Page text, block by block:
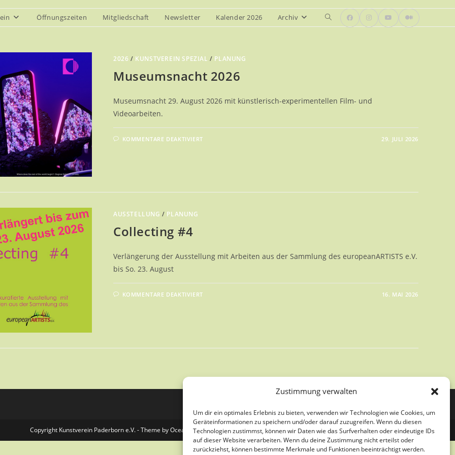
Zustimmung verwalten
Um dir ein optimales Erlebnis zu bieten, verwenden wir Technologien wie Cookies, um
Geräteinformationen zu speichern und/oder darauf zuzugreifen. Wenn du diesen
Technologien zustimmst, können wir Daten wie das Surfverhalten oder eindeutige IDs
auf dieser Website verarbeiten. Wenn du deine Zustimmung nicht erteilst oder
zurückziehst, können bestimmte Merkmale und Funktionen beeinträchtigt werden.
Öffnungszeiten Mitgliedschaft Newsletter Kalender 2026 Archiv
Website-
2026 / KUNSTVEREIN SPEZIAL / PLANUNG
Museumsnacht 2026
Museumsnacht 29. August 2026 mit künstlerisch-experimentellen Film- und
Videoarbeiten.
KOMMENTARE DEAKTIVIERTFÜR 29. JULI 2026
AUSSTELLUNG / PLANUNG
Collecting #4
Verlängerung der Ausstellung mit Arbeiten aus der Sammlung des europeanARTISTS e.V.
bis So. 23. August
KOMMENTARE DEAKTIVIERTFÜR 16. MAI 2026
Copyright Kunstverein Paderborn e.V. - Theme by OceanWP